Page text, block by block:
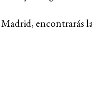
encontrarás